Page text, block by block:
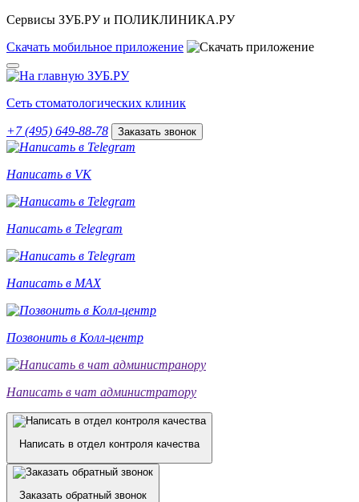
Сервисы ЗУБ.РУ и ПОЛИКЛИНИКА.РУ
Скачать мобильное приложение
Сеть стоматологических клиник
+7 (495) 649-88-78 Заказать звонок
Написать в VK
Написать в Telegram
Написать в MAX
Позвонить в Колл-центр
Написать в чат администратору
Написать в отдел контроля качества
Заказать обратный звонок